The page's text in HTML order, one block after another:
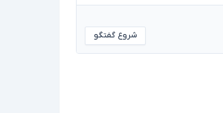
شروع گفتگو